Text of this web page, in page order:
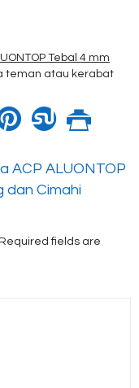
Tebal 4 mm
teman atau kerabat
ACP ALUONTOP
dan Cimahi
fields are